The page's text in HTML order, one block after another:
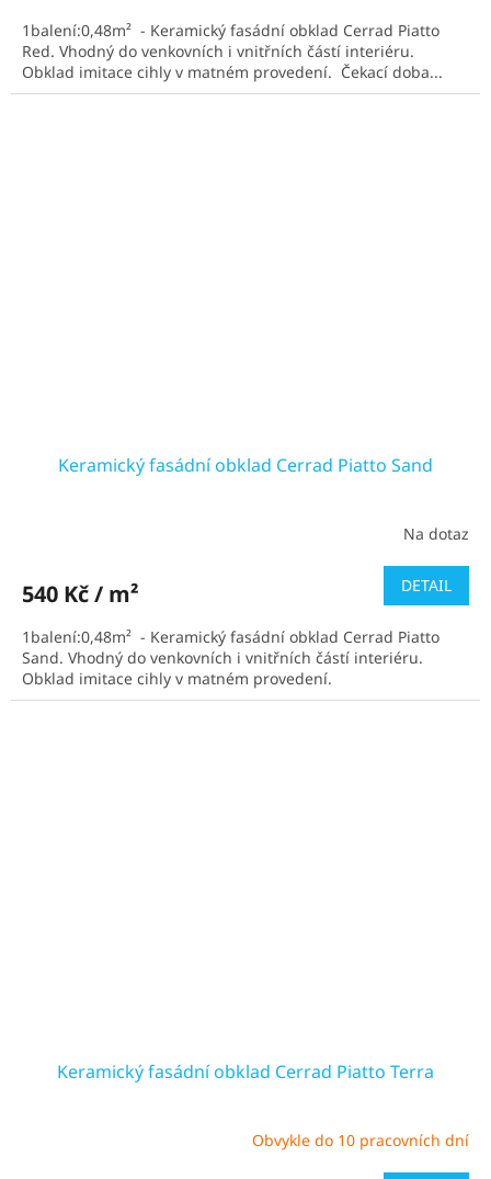
z
5
hvězdiček.
1balení:0,48m² - Keramický fasádní obklad Cerrad Piatto
Red. Vhodný do venkovních i vnitřních částí interiéru.
Obklad imitace cihly v matném provedení. Čekací doba...
Keramický fasádní obklad Cerrad Piatto Sand
Na dotaz
540 Kč / m² DETAIL
1balení:0,48m² - Keramický fasádní obklad Cerrad Piatto
Sand. Vhodný do venkovních i vnitřních částí interiéru.
Obklad imitace cihly v matném provedení.
Keramický fasádní obklad Cerrad Piatto Terra
Obvykle do 10 pracovních dní